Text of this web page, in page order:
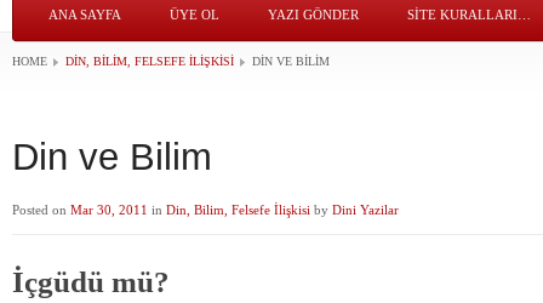
ANA SAYFA ÜYE OL YAZI GÖNDER SITE KURALLARI…
HOME DIN, BILIM, FELSEFE İLIŞKISI DIN VE BILIM
Din ve Bilim
Posted on Mar 30, 2011 in Din, Bilim, Felsefe İlişkisi by Dini Yazilar
İçgüdü mü?